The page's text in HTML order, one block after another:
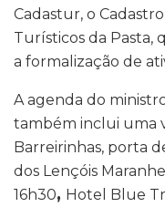
Cadastur, o
Turísticos da Pasta,
a formalização de
A agenda do
também inclui uma
Barreirinhas, porta
dos Lençóis
16h30, Hotel Blue